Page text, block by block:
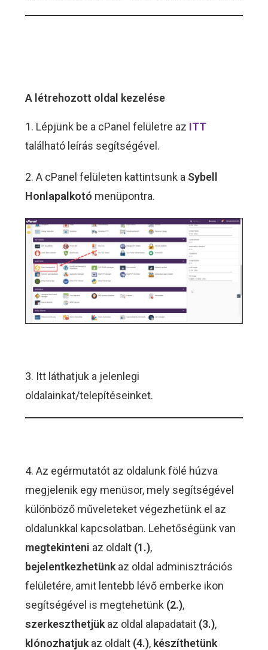
A létrehozott oldal kezelése
1. Lépjünk be a cPanel felületre az ITT
található leírás segítségével.
2. A cPanel felületen kattintsunk a Sybell
Honlapalkotó menüpontra.
3. Itt láthatjuk a jelenlegi
oldalainkat/telepítéseinket.
4. Az egérmutatót az oldalunk fölé húzva
megjelenik egy menüsor, mely segítségével
különböző műveleteket végezhetünk el az
oldalunkkal kapcsolatban. Lehetőségünk van
megtekinteni az oldalt (1.),
bejelentkezhetünk az oldal adminisztrációs
felületére, amit lentebb lévő emberke ikon
segítségével is megtehetünk (2.),
szerkeszthetjük az oldal alapadatait (3.),
klónozhatjuk az oldalt (4.), készíthetünk